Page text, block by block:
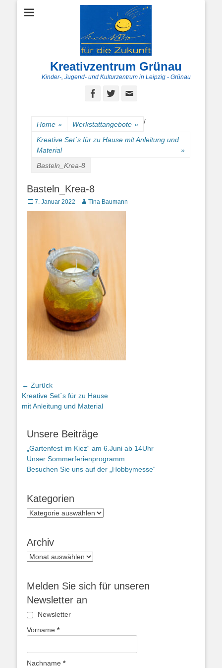
Kreativzentrum Grünau
Kinder-, Jugend- und Kulturzentrum in Leipzig - Grünau
Facebook
Twitter
Home » Werkstattangebote » /
Kreative Set´s für zu Hause mit Anleitung und
Material
»
Basteln_Krea-8
Basteln_Krea-8
Posted
on
7. Januar 2022 AutorTina Baumann
Beitragsnavigation
← Zurück
Vorheriger
Beitrag:
Kreative Set´s für zu Hause
mit Anleitung und Material
Unsere Beiträge
„Gartenfest im Kiez“ am 6.Juni ab 14Uhr
Unser Sommerferienprogramm
Besuchen Sie uns auf der „Hobbymesse“
Kategorien
Kategorien
Archiv
Archiv
Melden Sie sich für unseren
Newsletter an
Newsletter
Vorname *
Nachname *